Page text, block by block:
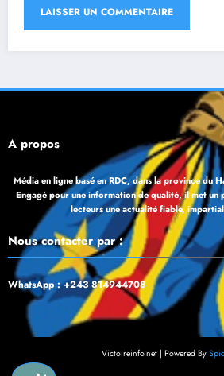
À propos
Média en ligne basé en RDC, dans la province du
Engagé pour une information de qualité, il met un
lecteurs une actualité fiable,
Nous contacter par :
WhatsApp : +243 814944708
Victoireinfo.net | Powered By